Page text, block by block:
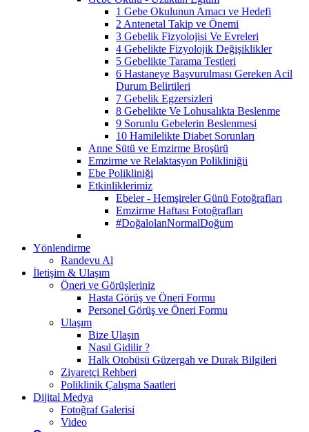
1 Gebe Okulunun Amacı ve Hedefi
2 Antenetal Takip ve Önemi
3 Gebelik Fizyolojisi Ve Evreleri
4 Gebelikte Fizyolojik Değişiklikler
5 Gebelikte Tarama Testleri
6 Hastaneye Başvurulması Gereken Acil
Durum Belirtileri
7 Gebelik Egzersizleri
8 Gebelikte Ve Lohusalıkta Beslenme
9 Sorunlu Gebelerin Beslenmesi
10 Hamilelikte Diabet Sorunları
Anne Sütü ve Emzirme Broşürü
Emzirme ve Relaktasyon Polikliniğii
Ebe Polikliniği
Etkinliklerimiz
Ebeler - Hemşireler Günü Fotoğrafları
Emzirme Haftası Fotoğrafları
#DoğalolanNormalDoğum
Yönlendirme
Randevu Al
İletişim & Ulaşım
Öneri ve Görüşleriniz
Hasta Görüş ve Öneri Formu
Personel Görüş ve Öneri Formu
Ulaşım
Bize Ulaşın
Nasıl Gidilir ?
Halk Otobüsü Güzergah ve Durak Bilgileri
Ziyaretçi Rehberi
Poliklinik Çalışma Saatleri
Dijital Medya
Fotoğraf Galerisi
Video